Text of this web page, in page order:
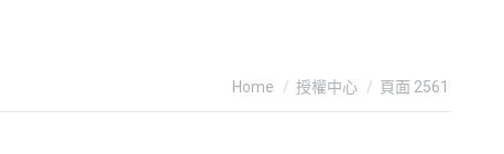
You are here:
Home 授權中心 頁面 2561